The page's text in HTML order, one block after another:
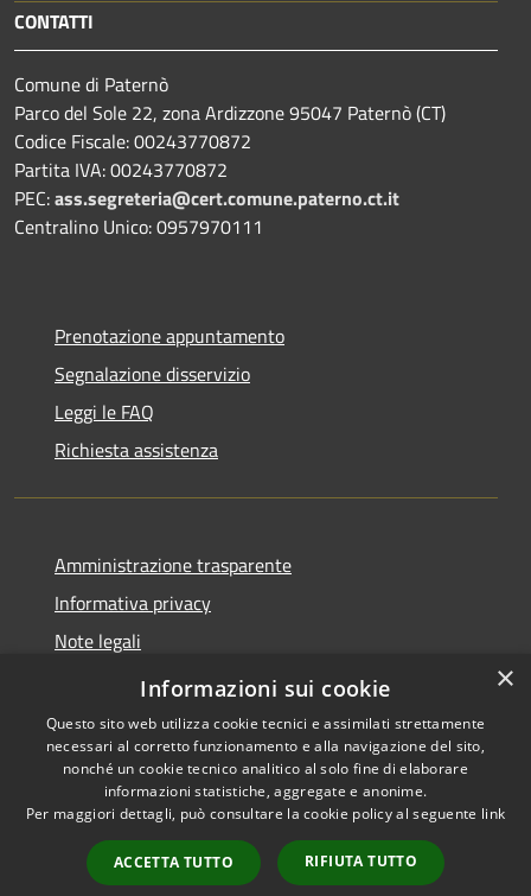
CONTATTI
Comune di Paternò
Parco del Sole 22, zona Ardizzone 95047 Paternò (CT)
Codice Fiscale: 00243770872
Partita IVA: 00243770872
PEC:ass.segreteria@cert.comune.paterno.ct.it
Centralino Unico: 0957970111
Prenotazione appuntamento
Segnalazione disservizio
Leggi le FAQ
Richiesta assistenza
Amministrazione trasparente
Informativa privacy
Note legali
Dichiarazione di accessibilità
Accessibilità
Copyright © 2026 • Comune di
Paternò • Powered by
Municipium•
Accesso
redazione
×
Informazioni sui cookie
Questo sito web utilizza cookie tecnici e assimilati strettamente
necessari al corretto funzionamento e alla navigazione del sito,
nonché un cookie tecnico analitico al solo fine di elaborare
informazioni statistiche, aggregate e anonime.
Per maggiori dettagli, può consultare la cookie policy al seguente link
ACCETTA TUTTO RIFIUTA TUTTO